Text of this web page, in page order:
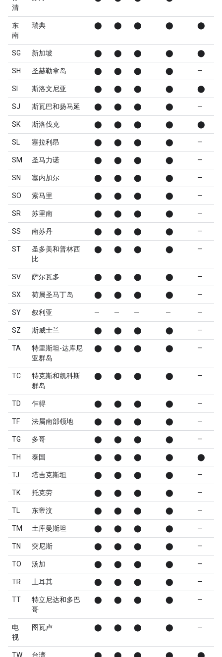
清
东
南
瑞典 ⬤ ⬤ ⬤ ⬤ ⬤
SG 新加坡 ⬤ ⬤ ⬤ ⬤ ⬤
SH 圣赫勒拿岛 ⬤ ⬤ ⬤ ⬤ —
SI 斯洛文尼亚 ⬤ ⬤ ⬤ ⬤ ⬤
SJ 斯瓦巴和扬马延 ⬤ ⬤ ⬤ ⬤ —
SK 斯洛伐克 ⬤ ⬤ ⬤ ⬤ ⬤
SL 塞拉利昂 ⬤ ⬤ ⬤ ⬤ —
SM 圣马力诺 ⬤ ⬤ ⬤ ⬤ —
SN 塞内加尔 ⬤ ⬤ ⬤ ⬤ —
SO 索马里 ⬤ ⬤ ⬤ ⬤ —
SR 苏里南 ⬤ ⬤ ⬤ ⬤ —
SS 南苏丹 ⬤ ⬤ ⬤ ⬤ —
ST
圣多美和普林西
比
⬤ ⬤ ⬤ ⬤ —
SV 萨尔瓦多 ⬤ ⬤ ⬤ ⬤ —
SX 荷属圣马丁岛 ⬤ ⬤ ⬤ ⬤ —
SY 叙利亚 — — — — —
SZ 斯威士兰 ⬤ ⬤ ⬤ ⬤ —
TA
特里斯坦-达库尼
亚群岛
⬤ ⬤ ⬤ ⬤ —
TC
特克斯和凯科斯
群岛
⬤ ⬤ ⬤ ⬤ —
TD 乍得 ⬤ ⬤ ⬤ ⬤ —
TF 法属南部领地 ⬤ ⬤ ⬤ ⬤ —
TG 多哥 ⬤ ⬤ ⬤ ⬤ —
TH 泰国 ⬤ ⬤ ⬤ ⬤ ⬤
TJ 塔吉克斯坦 ⬤ ⬤ ⬤ ⬤ —
TK 托克劳 ⬤ ⬤ ⬤ ⬤ —
TL 东帝汶 ⬤ ⬤ ⬤ ⬤ —
TM 土库曼斯坦 ⬤ ⬤ ⬤ ⬤ —
TN 突尼斯 ⬤ ⬤ ⬤ ⬤ —
TO 汤加 ⬤ ⬤ ⬤ ⬤ —
TR 土耳其 ⬤ ⬤ ⬤ ⬤ —
TT
特立尼达和多巴
哥
⬤ ⬤ ⬤ ⬤ —
电
视
图瓦卢 ⬤ ⬤ ⬤ ⬤ —
TW 台湾 ⬤ ⬤ ⬤ ⬤ ⬤